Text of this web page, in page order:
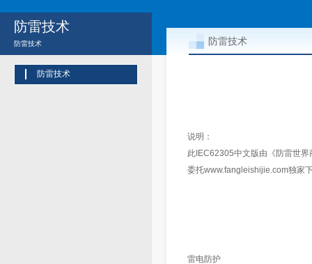
防雷技术
防雷技术 防雷技术
防雷技术
说明：
此IEC62305中文版由《防雷世
委托www.fangleishijie.com独家
雷电防护